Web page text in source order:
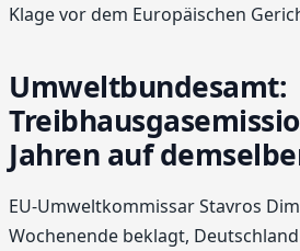
Klage vor dem Europäischen
Umweltbundesamt:
Jahren auf
EU-Umweltkommissar Stavros
Wochenende beklagt,